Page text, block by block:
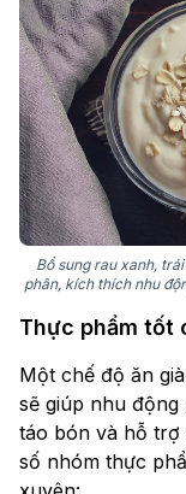
Bổ sung rau xanh,
phân, kích thích nhu
Thực phẩm tốt
Một chế độ ăn
sẽ giúp nhu
táo bón và hỗ trợ
số nhóm thực